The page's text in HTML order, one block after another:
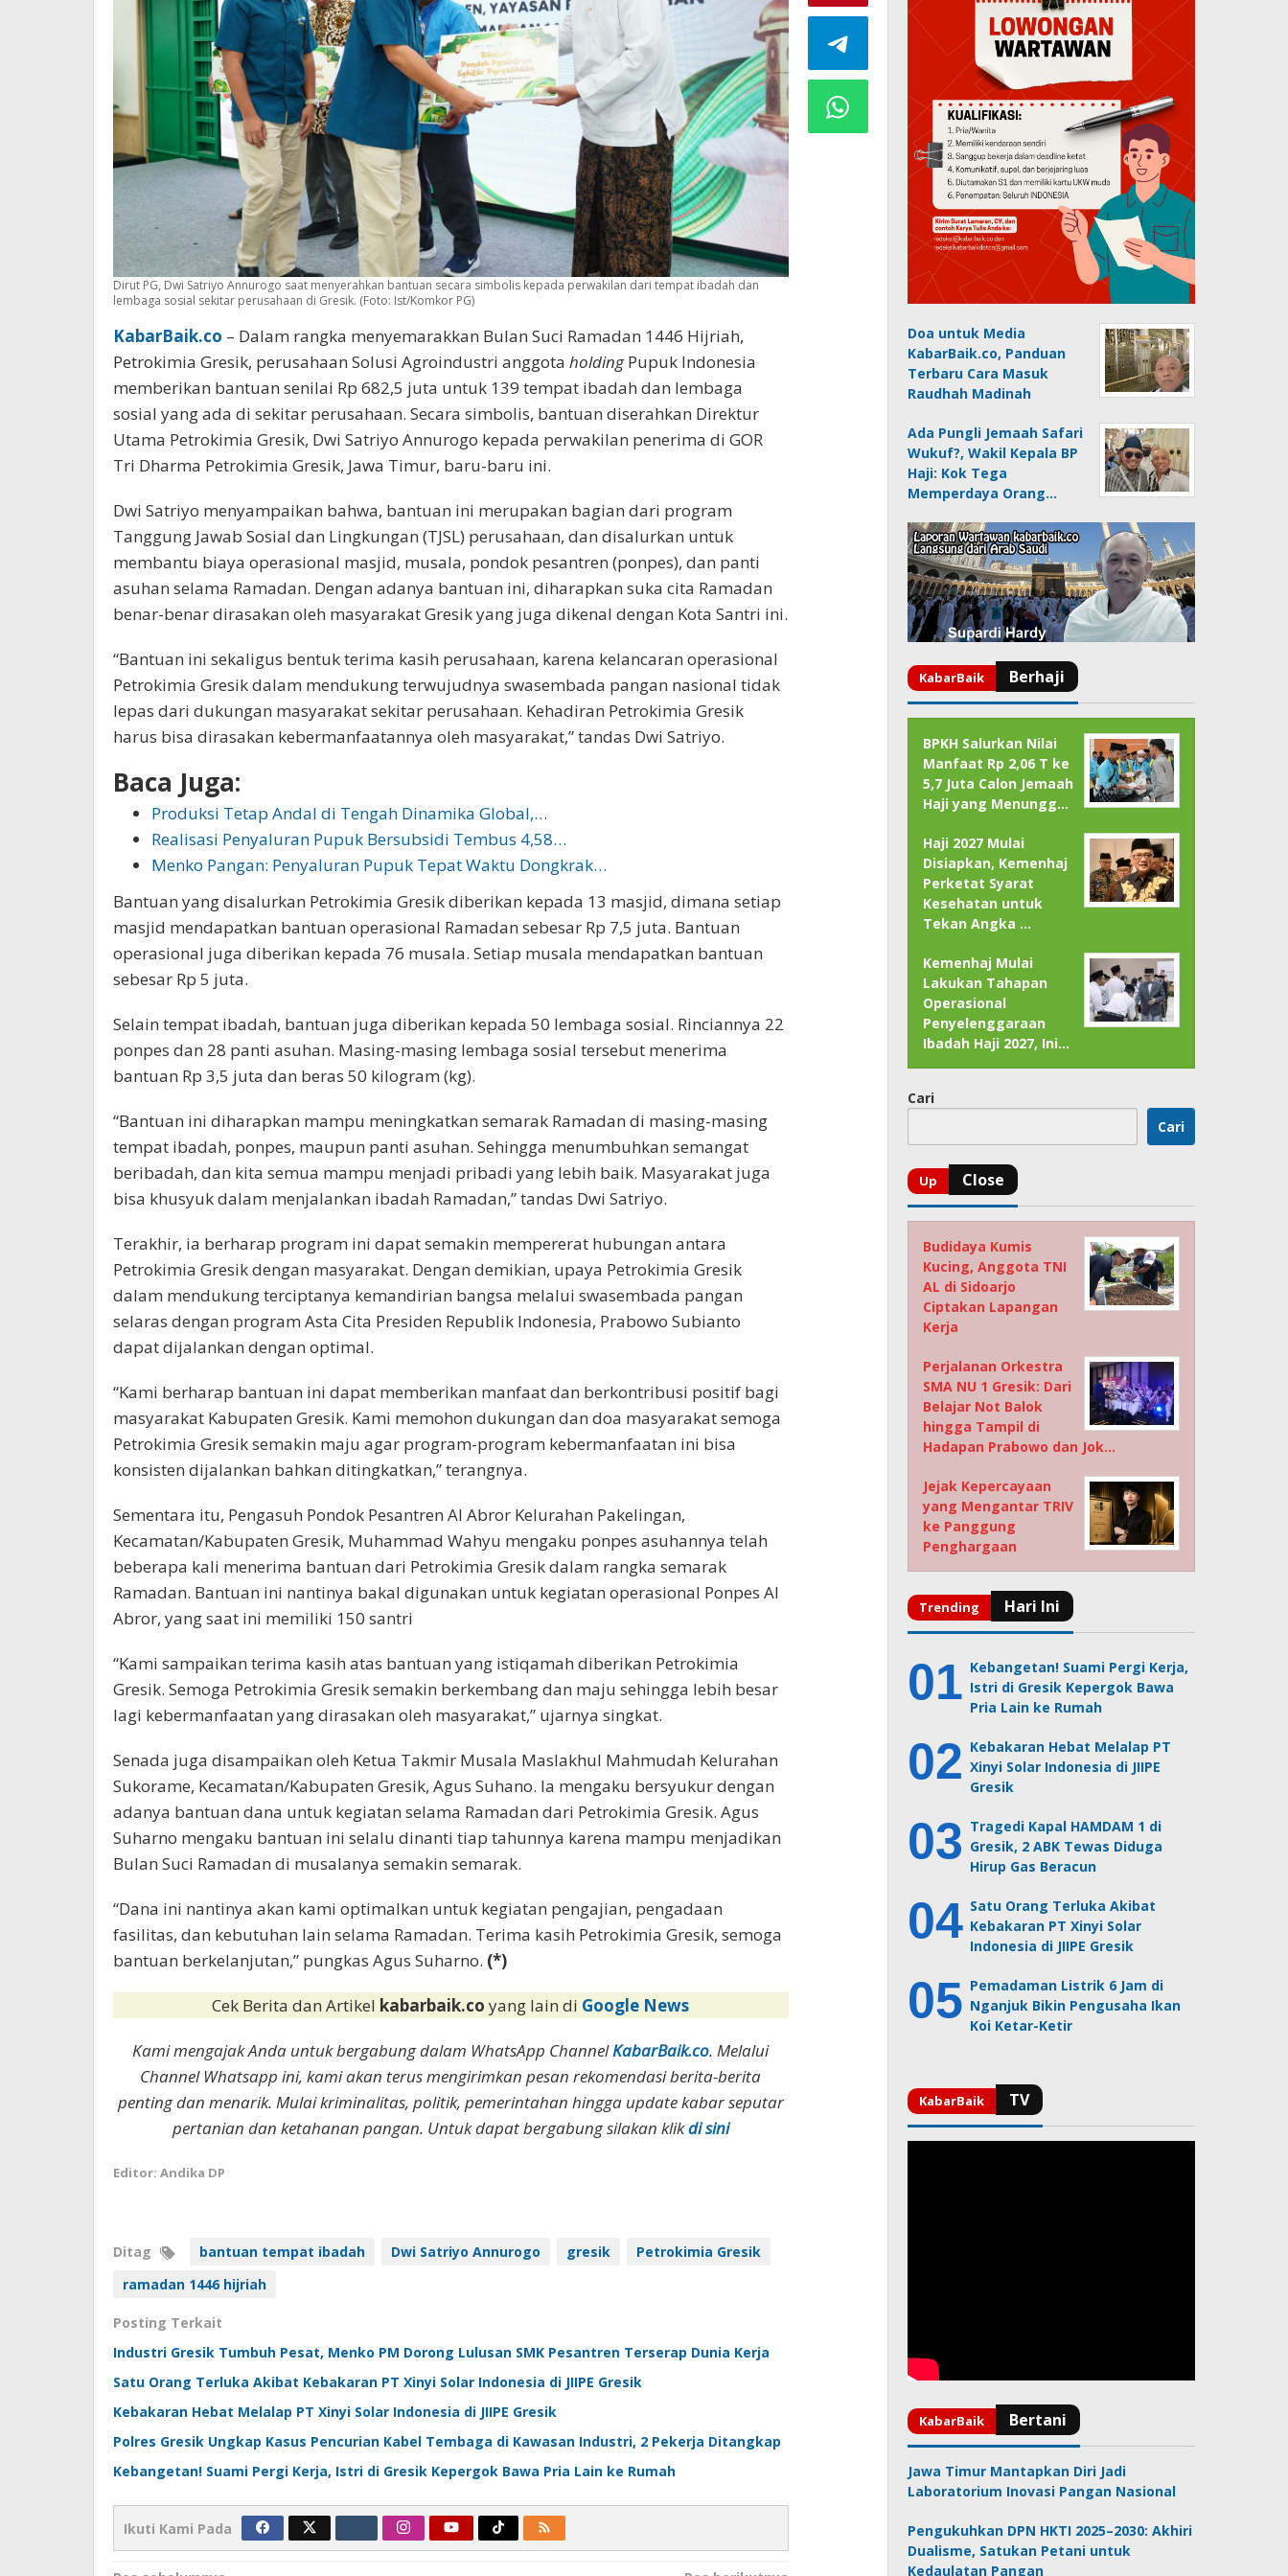
Dirut PG, Dwi Satriyo Annurogo saat menyerahkan bantuan secara simbolis kepada perwakilan dari tempat ibadah dan
lembaga sosial sekitar perusahaan di Gresik. (Foto: Ist/Komkor PG)
KabarBaik.co – Dalam rangka menyemarakkan Bulan Suci Ramadan 1446 Hijriah,
Petrokimia Gresik, perusahaan Solusi Agroindustri anggota holdingPupuk Indonesia
memberikan bantuan senilai Rp 682,5 juta untuk 139 tempat ibadah dan lembaga
sosial yang ada di sekitar perusahaan. Secara simbolis, bantuan diserahkan Direktur
Utama Petrokimia Gresik, Dwi Satriyo Annurogo kepada perwakilan penerima di GOR
Tri Dharma Petrokimia Gresik, Jawa Timur, baru-baru ini.
Dwi Satriyo menyampaikan bahwa, bantuan ini merupakan bagian dari program
Tanggung Jawab Sosial dan Lingkungan (TJSL) perusahaan, dan disalurkan untuk
membantu biaya operasional masjid, musala, pondok pesantren (ponpes), dan panti
asuhan selama Ramadan. Dengan adanya bantuan ini, diharapkan suka cita Ramadan
benar-benar dirasakan oleh masyarakat Gresik yang juga dikenal dengan Kota Santri ini.
“Bantuan ini sekaligus bentuk terima kasih perusahaan, karena kelancaran operasional
Petrokimia Gresik dalam mendukung terwujudnya swasembada pangan nasional tidak
lepas dari dukungan masyarakat sekitar perusahaan. Kehadiran Petrokimia Gresik
harus bisa dirasakan kebermanfaatannya oleh masyarakat,” tandas Dwi Satriyo.
Baca Juga:
Produksi Tetap Andal di Tengah Dinamika Global,…
Realisasi Penyaluran Pupuk Bersubsidi Tembus 4,58…
Menko Pangan: Penyaluran Pupuk Tepat Waktu Dongkrak…
Bantuan yang disalurkan Petrokimia Gresik diberikan kepada 13 masjid, dimana setiap
masjid mendapatkan bantuan operasional Ramadan sebesar Rp 7,5 juta. Bantuan
operasional juga diberikan kepada 76 musala. Setiap musala mendapatkan bantuan
sebesar Rp 5 juta.
Selain tempat ibadah, bantuan juga diberikan kepada 50 lembaga sosial. Rinciannya 22
ponpes dan 28 panti asuhan. Masing-masing lembaga sosial tersebut menerima
bantuan Rp 3,5 juta dan beras 50 kilogram (kg).
“Bantuan ini diharapkan mampu meningkatkan semarak Ramadan di masing-masing
tempat ibadah, ponpes, maupun panti asuhan. Sehingga menumbuhkan semangat
beribadah, dan kita semua mampu menjadi pribadi yang lebih baik. Masyarakat juga
bisa khusyuk dalam menjalankan ibadah Ramadan,” tandas Dwi Satriyo.
Terakhir, ia berharap program ini dapat semakin mempererat hubungan antara
Petrokimia Gresik dengan masyarakat. Dengan demikian, upaya Petrokimia Gresik
dalam mendukung terciptanya kemandirian bangsa melalui swasembada pangan
selaras dengan program Asta Cita Presiden Republik Indonesia, Prabowo Subianto
dapat dijalankan dengan optimal.
“Kami berharap bantuan ini dapat memberikan manfaat dan berkontribusi positif bagi
masyarakat Kabupaten Gresik. Kami memohon dukungan dan doa masyarakat semoga
Petrokimia Gresik semakin maju agar program-program kebermanfaatan ini bisa
konsisten dijalankan bahkan ditingkatkan,” terangnya.
Sementara itu, Pengasuh Pondok Pesantren Al Abror Kelurahan Pakelingan,
Kecamatan/Kabupaten Gresik, Muhammad Wahyu mengaku ponpes asuhannya telah
beberapa kali menerima bantuan dari Petrokimia Gresik dalam rangka semarak
Ramadan. Bantuan ini nantinya bakal digunakan untuk kegiatan operasional Ponpes Al
Abror, yang saat ini memiliki 150 santri
“Kami sampaikan terima kasih atas bantuan yang istiqamah diberikan Petrokimia
Gresik. Semoga Petrokimia Gresik semakin berkembang dan maju sehingga lebih besar
lagi kebermanfaatan yang dirasakan oleh masyarakat,” ujarnya singkat.
Senada juga disampaikan oleh Ketua Takmir Musala Maslakhul Mahmudah Kelurahan
Sukorame, Kecamatan/Kabupaten Gresik, Agus Suhano. Ia mengaku bersyukur dengan
adanya bantuan dana untuk kegiatan selama Ramadan dari Petrokimia Gresik. Agus
Suharno mengaku bantuan ini selalu dinanti tiap tahunnya karena mampu menjadikan
Bulan Suci Ramadan di musalanya semakin semarak.
“Dana ini nantinya akan kami optimalkan untuk kegiatan pengajian, pengadaan
fasilitas, dan kebutuhan lain selama Ramadan. Terima kasih Petrokimia Gresik, semoga
bantuan berkelanjutan,” pungkas Agus Suharno. (*)
Cek Berita dan Artikel kabarbaik.coyang lain di Google News
Kami mengajak Anda untuk bergabung dalam WhatsApp ChannelKabarBaik.co. Melalui
Channel Whatsapp ini, kami akan terus mengirimkan pesan rekomendasi berita-berita
penting dan menarik. Mulai kriminalitas, politik, pemerintahan hingga update kabar seputar
pertanian dan ketahanan pangan. Untuk dapat bergabung silakan klikdi sini
Editor: Andika DP
Ditag bantuan tempat ibadah Dwi Satriyo Annurogo gresik
Petrokimia Gresik
ramadan 1446 hijriah
Posting Terkait
Industri Gresik Tumbuh Pesat, Menko PM Dorong Lulusan SMK Pesantren Terserap Dunia Kerja
Satu Orang Terluka Akibat Kebakaran PT Xinyi Solar Indonesia di JIIPE Gresik
Kebakaran Hebat Melalap PT Xinyi Solar Indonesia di JIIPE Gresik
Polres Gresik Ungkap Kasus Pencurian Kabel Tembaga di Kawasan Industri, 2 Pekerja Ditangkap
Kebangetan! Suami Pergi Kerja, Istri di Gresik Kepergok Bawa Pria Lain ke Rumah
Ikuti Kami Pada
Doa untuk Media
KabarBaik.co, Panduan
Terbaru Cara Masuk
Raudhah Madinah
Ada Pungli Jemaah Safari
Wukuf?, Wakil Kepala BP
Haji: Kok Tega
Memperdaya Orang…
BPKH Salurkan Nilai
Manfaat Rp 2,06 T ke
5,7 Juta Calon Jemaah
Haji yang Menungg…
Haji 2027 Mulai
Disiapkan, Kemenhaj
Perketat Syarat
Kesehatan untuk
Tekan Angka …
Kemenhaj Mulai
Lakukan Tahapan
Operasional
Penyelenggaraan
Ibadah Haji 2027, Ini…
Cari
Cari
Budidaya Kumis
Kucing, Anggota TNI
AL di Sidoarjo
Ciptakan Lapangan
Kerja
Perjalanan Orkestra
SMA NU 1 Gresik: Dari
Belajar Not Balok
hingga Tampil di
Hadapan Prabowo dan Jok…
Jejak Kepercayaan
yang Mengantar TRIV
ke Panggung
Penghargaan
Kebangetan! Suami Pergi Kerja,
Istri di Gresik Kepergok Bawa
Pria Lain ke Rumah
Kebakaran Hebat Melalap PT
Xinyi Solar Indonesia di JIIPE
Gresik
Tragedi Kapal HAMDAM 1 di
Gresik, 2 ABK Tewas Diduga
Hirup Gas Beracun
Satu Orang Terluka Akibat
Kebakaran PT Xinyi Solar
Indonesia di JIIPE Gresik
Pemadaman Listrik 6 Jam di
Nganjuk Bikin Pengusaha Ikan
Koi Ketar-Ketir
Jawa Timur Mantapkan Diri Jadi
Laboratorium Inovasi Pangan Nasional
Pengukuhkan DPN HKTI 2025–2030: Akhiri
Dualisme, Satukan Petani untuk
Kedaulatan Pangan